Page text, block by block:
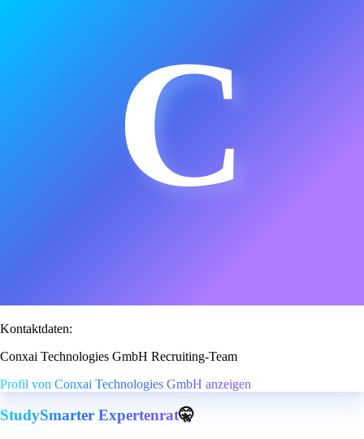
C
Kontaktdaten:
Conxai Technologies GmbH Recruiting-Team
Profil von Conxai Technologies GmbH anzeigen
StudySmarter Expertenrat🤫